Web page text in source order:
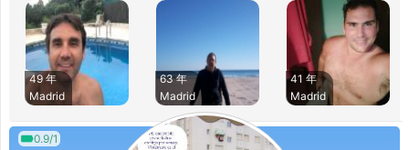
49 年
Madrid
63 年
Madrid
41 年
Madrid
0.9/1